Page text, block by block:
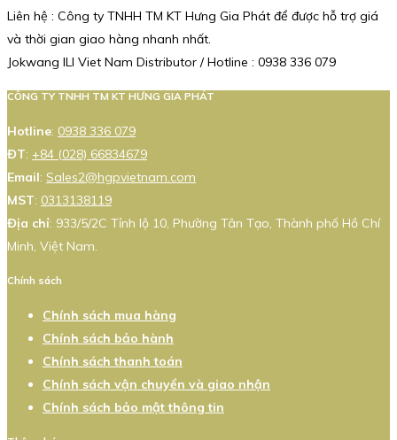
Liên hệ : Công ty TNHH TM KT Hưng Gia Phát để được hỗ trợ giá
và thời gian giao hàng nhanh nhất.
Jokwang ILI Viet Nam Distributor / Hotline : 0938 336 079
CÔNG TY TNHH TM KT HƯNG GIA PHÁT
Hotline: 0938 336 079
ĐT: +84 (028) 66834679
Email: Sales2@hgpvietnam.com
MST: 0313138119
Địa chỉ: 933/5/2C Tỉnh lộ 10, Phường Tân Tạo, Thành phố Hồ Chí
Minh, Việt Nam.
Chính sách
Chính sách mua hàng
Chính sách bảo hành
Chính sách thanh toán
Chính sách vận chuyển và giao nhận
Chính sách bảo mật thông tin